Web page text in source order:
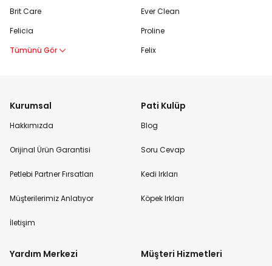
Brit Care
Felicia
Tümünü Gör
Ever Clean
Proline
Felix
Kurumsal
Hakkımızda
Orijinal Ürün Garantisi
Petlebi Partner Fırsatları
Müşterilerimiz Anlatıyor
İletişim
Pati Kulüp
Blog
Soru Cevap
Kedi Irkları
Köpek Irkları
Yardım Merkezi Müşteri Hizmetleri